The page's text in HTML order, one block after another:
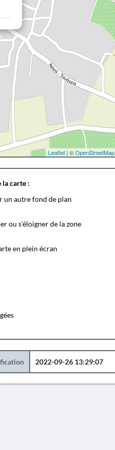
Leaflet| ©OpenStreetMap
la carte :
un autre fond de plan
ou s'éloigner de la zone
en plein écran
2022-09-26 13:29:07